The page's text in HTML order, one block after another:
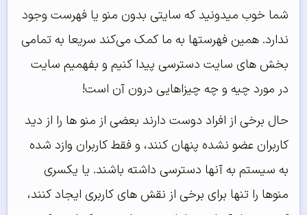
شما خوب میدونید که سایتی بدون منو یا فهرست وجود
ندارد. همین فهرستها به ما کمک می‌کند سریعا به تمامی
بخش های سایت دسترسی پیدا کنیم و بفهمیم سایت
در مورد چیه و چه چیزاهایی درون آن است!
حال برخی از افراد دوست دارند بعضی از منو ها را از دید
کاربران عضو نشده پنهان کنند، و فقط کاربران وازد شده
به سیستم به آنها دسترسی داشته باشند. یا یکسری
منوها را تنها برای برخی از نقش های کاربری ایجاد کنند،